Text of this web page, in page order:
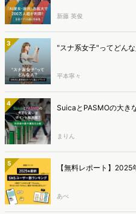
新藤 英俊
3 "スナ系女子"ってどん
平本寧々
4 SuicaとPASMOの大き
まりん
5 【無料レポート】
あべ